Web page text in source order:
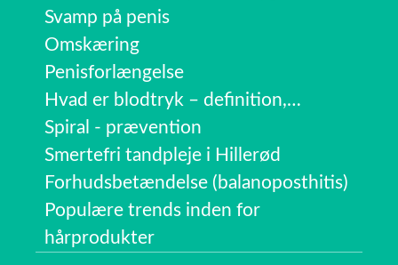
Svamp på penis
Omskæring
Penisforlængelse
Hvad er blodtryk – definition,…
Spiral - prævention
Smertefri tandpleje i Hillerød
Forhudsbetændelse (balanoposthitis)
Populære trends inden for
hårprodukter